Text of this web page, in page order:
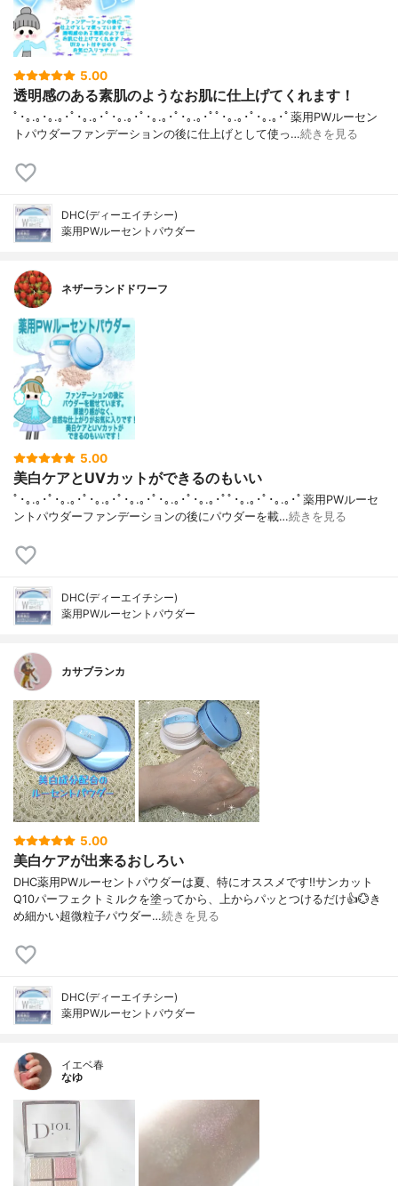
5.00
透明感のある素肌のようなお肌に仕上げてくれます！
ﾟ･｡.｡･｡.｡･ﾟ･｡.｡･ﾟ･｡.｡･ﾟ･｡.｡･ﾟ･｡.｡･ﾟﾟ･｡.｡･ﾟ･｡.｡･ﾟ薬用PWルーセン
トパウダーファンデーションの後に仕上げとして使っ…続きを見る
DHC(ディーエイチシー)
薬用PWルーセントパウダー
ネザーランドドワーフ
5.00
美白ケアとUVカットができるのもいい
ﾟ･｡.｡･ﾟ･｡.｡･ﾟ･｡.｡･ﾟ･｡.｡･ﾟ･｡.｡･ﾟ･｡.｡･ﾟﾟ･｡.｡･ﾟ･｡.｡･ﾟ薬用PWルーセ
ントパウダーファンデーションの後にパウダーを載…続きを見る
DHC(ディーエイチシー)
薬用PWルーセントパウダー
カサブランカ
5.00
美白ケアが出来るおしろい
DHC薬用PWルーセントパウダーは夏、特にオススメです‼️サンカット
Q10パーフェクトミルクを塗ってから、上からパッとつけるだけ👍️💮き
め細かい超微粒子パウダー…続きを見る
DHC(ディーエイチシー)
薬用PWルーセントパウダー
イエベ春
なゆ